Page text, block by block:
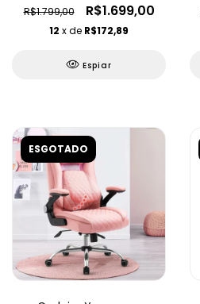
R$1.799,00 R$1.699,00
12 x de R$172,89
Espiar
ESGOTADO